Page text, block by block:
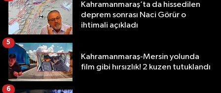
Kahramanmaraş’ta da hissedilen
deprem sonrası Naci Görür o
ihtimali açıkladı
Kahramanmaraş-Mersin yolunda
film gibi hırsızlık! 2 kuzen tutuklandı
5
6